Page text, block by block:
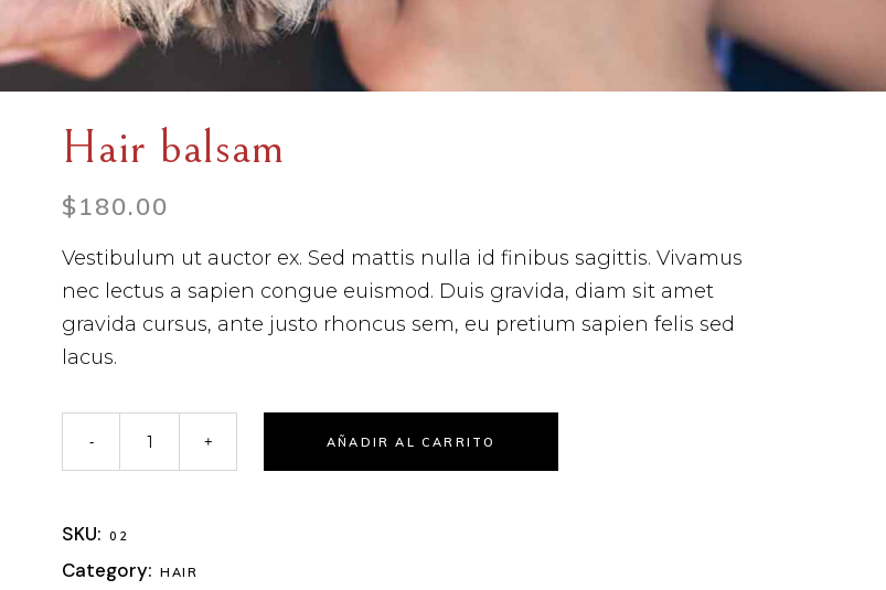
Hair balsam
$180.00
Vestibulum ut auctor ex. Sed mattis nulla id finibus sagittis. Vivamus
nec lectus a sapien congue euismod. Duis gravida, diam sit amet
gravida cursus, ante justo rhoncus sem, eu pretium sapien felis sed
lacus.
AÑADIR AL CARRITO
SKU: 02
Category: HAIR